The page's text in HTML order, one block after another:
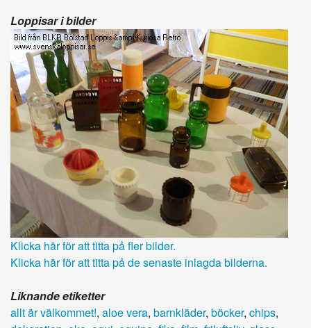
Loppisar i bilder
Klicka här för att titta på fler bilder.
Klicka här för att titta på de senaste inlagda bilderna.
Liknande etiketter
allt är välkommet!, aloe vera, barnkläder, böcker, chips,